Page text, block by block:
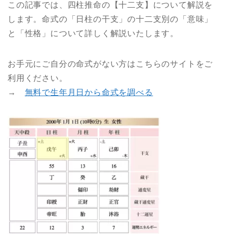
この記事では、四柱推命の【十二支】について解説を
します。命式の「日柱の干支」の十二支別の「意味」
と「性格」について詳しく解説いたします。
お手元にご自分の命式がない方はこちらのサイトをご
利用ください。
→ 無料で生年月日から命式を調べる